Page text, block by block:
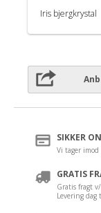
Iris bjergkrystal
SIKKER
Vi tager imod
GRATIS
Gratis fragt
Levering dag